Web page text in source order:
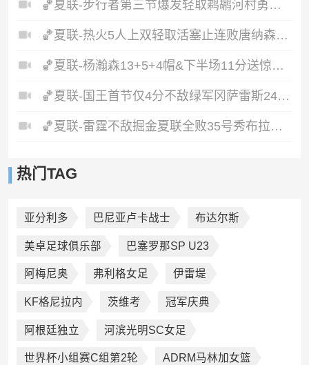
🏀夏联-步行者第三节爆发轻取鹈鹕河村勇辉5+5+12斯劳森22分
🏀夏联-热火5人上双轻取活塞止连败唐纳森20+8+10奥科里27分
🏀夏联-杨瀚森13+5+4帽&下半场11分送惊艳妙传开拓者力克掘金
🏀夏联-国王首节仅4分不敌绿军冈萨雷斯24+10+5塞纳克10+12
🏀夏联-雷霆不敌掘金夏联全败35号秀布拉齐尔32+6马拉14+7+6
热门TAG
亚分利多 巴尼亚卢卡战士 布达尔斯
美卓足球俱乐部 巴塞罗那SP U23
阿梅尼奥 弗利格女足 伊雷堤
KF格尼拉内 茨维考 冠军庆典
阿根廷独立 河滨光明SC女足
世界杯小组赛C组第2轮 ADRM马林加女篮